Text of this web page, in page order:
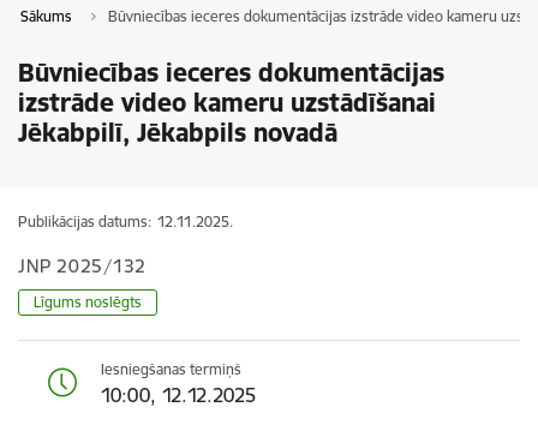
Sākums Būvniecības ieceres dokumentācijas izstrāde video kameru
Būvniecības ieceres dokumentācijas
izstrāde video kameru uzstādīšanai
Jēkabpilī, Jēkabpils novadā
Publikācijas datums: 12.11.2025.
JNP 2025/132
Līgums noslēgts
Iesniegšanas termiņš
10:00, 12.12.2025